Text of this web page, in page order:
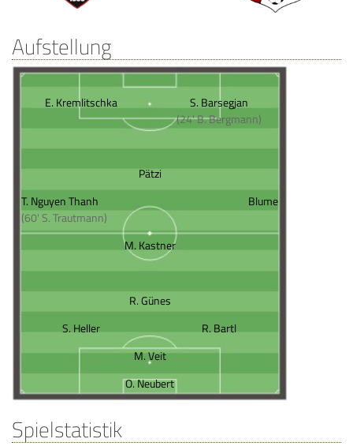
Aufstellung
E. Kremlitschka
S. Barsegjan
(24' B. Bergmann)
Pätzi
T. Nguyen Thanh
(60' S. Trautmann)
Blume
M. Kastner
R. Günes
S. Heller
R. Bartl
M. Veit
O. Neubert
Spielstatistik